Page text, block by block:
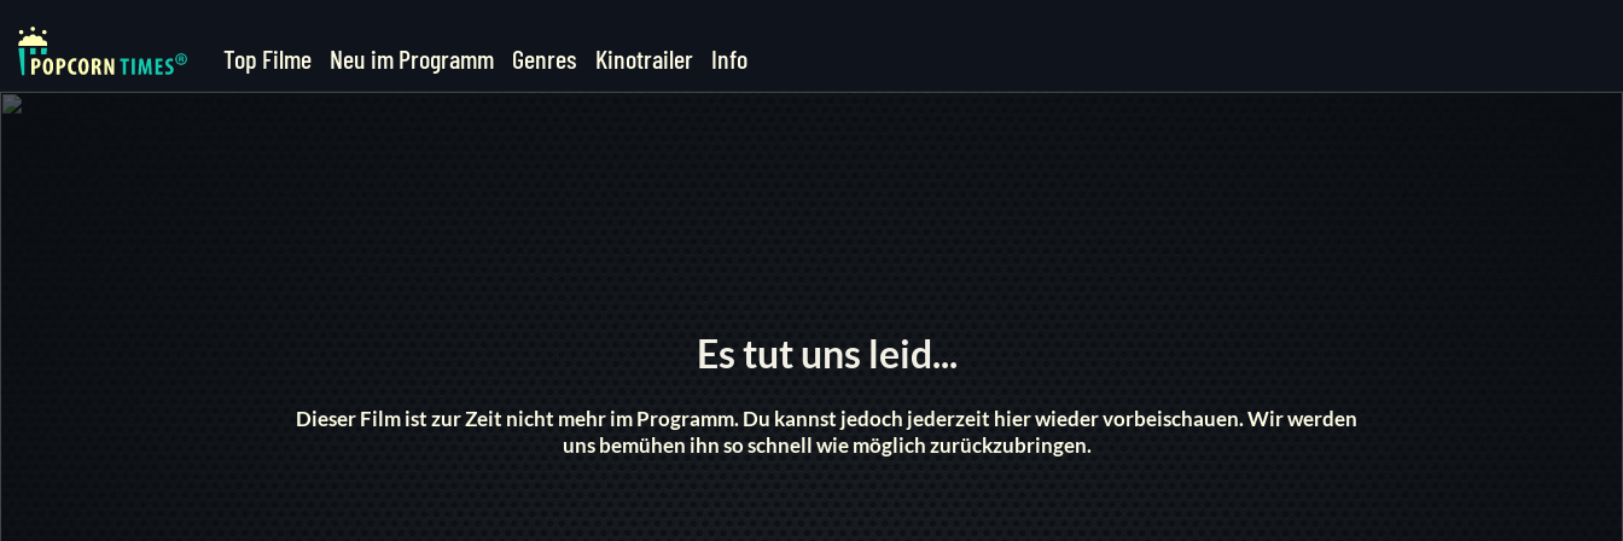
Top Filme Neu im Programm Genres Kinotrailer Info
Es tut uns leid...
Dieser Film ist zur Zeit nicht mehr im Programm. Du kannst jedoch jederzeit hier wieder vorbeischauen. Wir werden
uns bemühen ihn so schnell wie möglich zurückzubringen.